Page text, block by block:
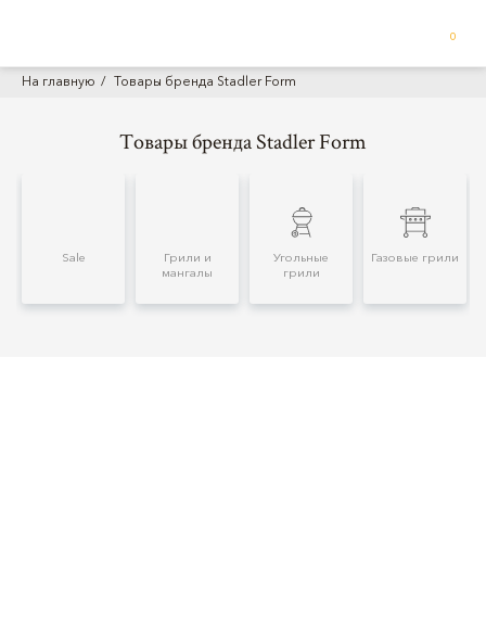
0
На главную Товары бренда Stadler Form
Товары бренда Stadler Form
Sale
Грили и
мангалы
Угольные
грили
Газовые грили